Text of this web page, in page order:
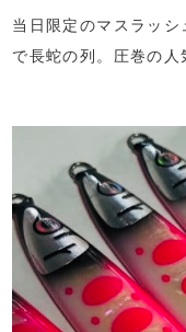
当日限定のマスラッ
で長蛇の列。圧巻の人